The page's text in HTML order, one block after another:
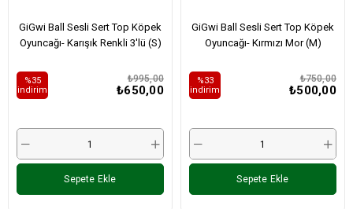
GiGwi Ball Sesli Sert Top Köpek
Oyuncağı- Karışık Renkli 3'lü (S)
₺650,00
₺995,00
%35
i̇ndirim
Sepete Ekle
GiGwi Ball Sesli Sert Top Köpek
Oyuncağı- Kırmızı Mor (M)
₺500,00
₺750,00
%33
i̇ndirim
Sepete Ekle